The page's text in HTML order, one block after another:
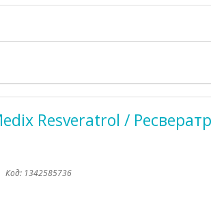
Resveratrol /
Код: 1342585736